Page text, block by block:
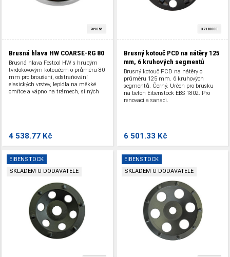
769056
Brusná hlava HW COARSE-RG 80
Brusná hlava Festool HW s hrubým
tvrdokovovým kotoučem o průměru 80
mm pro broušení, odstraňování
elasických vrstev, lepidla na měkké
omítce a vápno na trámech, silných
4 538.77 Kč
37118000
Brusný kotouč PCD na nátěry 125
mm, 6 kruhových segmentů
Brusný kotouč PCD na nátěry o
průměru 125 mm. 6 kruhových
segmentů. Černý. Určen pro brusku
na beton Eibenstock EBS 1802. Pro
renovaci a sanaci.
6 501.33 Kč
EIBENSTOCK
SKLADEM U DODAVATELE
EIBENSTOCK
SKLADEM U DODAVATELE